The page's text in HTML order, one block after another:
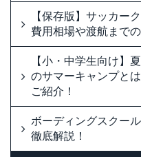
【保存版】サッカー
費用相場や渡航まで
【小・中学生向け】
のサマーキャンプと
ご紹介！
ボーディングスクー
徹底解説！